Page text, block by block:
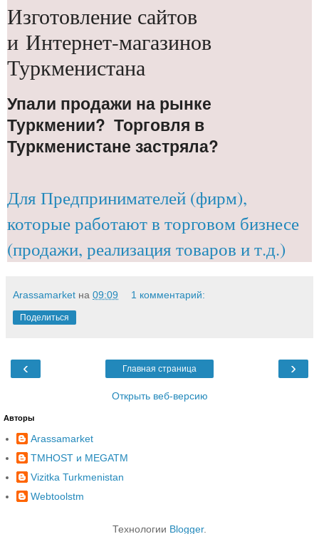
Изготовление сайтов
и Интернет-магазинов
Туркменистана
Упали продажи на рынке
Туркмении? Торговля в
Туркменистане застряла?
Для Предпринимателей (фирм),
которые работают в торговом бизнесе
(продажи, реализация товаров и т.д.)
Arassamarket на 09:09 1 комментарий:
Поделиться
‹ ›
Главная страница
Открыть веб-версию
Авторы
Arassamarket
TMHOST и MEGATM
Vizitka Turkmenistan
Webtoolstm
Технологии Blogger.